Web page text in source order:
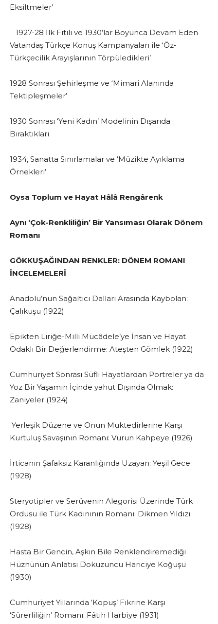
Eksiltmeler’
1927-28 İlk Fitili ve 1930’lar Boyunca Devam Eden
Vatandaş Türkçe Konuş Kampanyaları ile ‘Öz-
Türkçecilik Arayışlarının Törpüledikleri’
1928 Sonrası Şehirleşme ve ‘Mimarî Alanında
Tektipleşmeler’
1930 Sonrası ‘Yeni Kadın’ Modelinin Dışarıda
Bıraktıkları
1934, Sanatta Sınırlamalar ve ‘Müzikte Ayıklama
Örnekleri’
Oysa Toplum ve Hayat Hâlâ Rengârenk
Aynı ‘Çok-Renkliliğin’ Bir Yansıması Olarak Dönem
Romanı
GÖKKUŞAĞINDAN RENKLER: DÖNEM ROMANI
İNCELEMELERİ
Anadolu’nun Sağaltıcı Dalları Arasında Kaybolan:
Çalıkuşu (1922)
Epikten Liriğe-Milli Mücâdele’ye İnsan ve Hayat
Odaklı Bir Değerlendirme: Ateşten Gömlek (1922)
Cumhuriyet Sonrası Süfli Hayatlardan Portreler ya da
Yoz Bir Yaşamın İçinde yahut Dışında Olmak:
Zaniyeler (1924)
Yerleşik Düzene ve Onun Muktedirlerine Karşı
Kurtuluş Savaşının Romanı: Vurun Kahpeye (1926)
İrticanın Şafaksız Karanlığında Uzayan: Yeşil Gece
(1928)
Steryotipler ve Serüvenin Alegorisi Üzerinde Türk
Ordusu ile Türk Kadınının Romanı: Dikmen Yıldızı
(1928)
Hasta Bir Gencin, Aşkın Bile Renklendiremediği
Hüznünün Anlatısı Dokuzuncu Hariciye Koğuşu
(1930)
Cumhuriyet Yıllarında ‘Kopuş’ Fikrine Karşı
‘Sürerliliğin’ Romanı: Fâtih Harbiye (1931)